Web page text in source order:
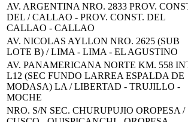
AV. ARGENTINA NRO. 2833 PROV.
DEL / CALLAO - PROV. CONST. DEL
CALLAO - CALLAO
AV. NICOLAS AYLLON NRO. 2625 (SUB
LOTE B) / LIMA - LIMA - EL AGUSTINO
AV. PANAMERICANA NORTE KM. 558
L12 (SEC FUNDO LARREA ESPALDA DE
MODASA) LA / LIBERTAD - TRUJILLO -
MOCHE
NRO. S/N SEC. CHURUPUJIO OROPESA /